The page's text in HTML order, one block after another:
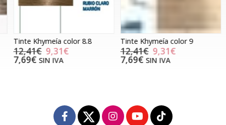
Tinte Khymeía color 8.8
12,41€ 9,31€
7,69€SIN IVA
Tinte Khymeía color 9
12,41€ 9,31€
7,69€SIN IVA